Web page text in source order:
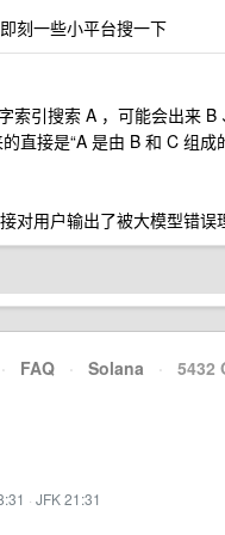
刻一些小平台搜一下
索引搜索 A ，可能会出来
直接是“A 是由 B 和 C 组
对用户输出了被大模型错误
· FAQ · Solana · 5432
· JFK 21:31